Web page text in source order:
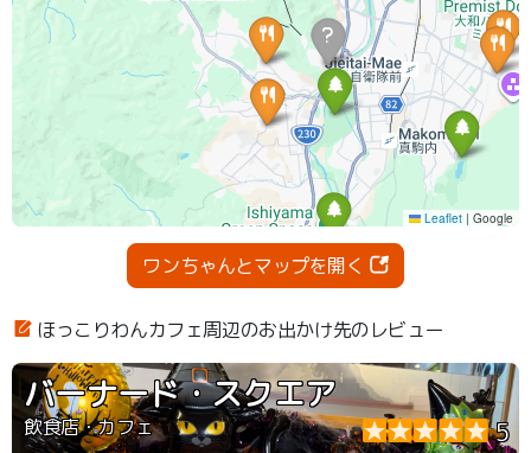
ワンちゃんとマップを開く
ほっこりわんカフェ周辺のお出かけ先のレビュー
バーナード・スクエア
飲食店・カフェ 5